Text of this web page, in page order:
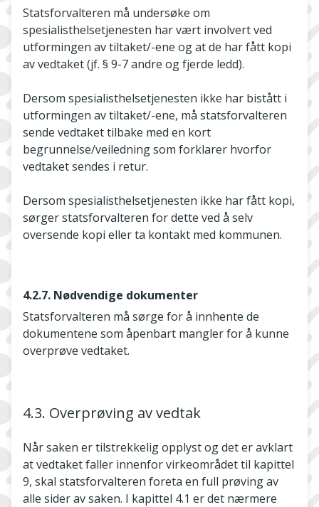
Statsforvalteren må undersøke om
spesialisthelsetjenesten har vært involvert ved
utformingen av tiltaket/-ene og at de har fått kopi
av vedtaket (jf. § 9-7 andre og fjerde ledd).
Dersom spesialisthelsetjenesten ikke har bistått i
utformingen av tiltaket/-ene, må statsforvalteren
sende vedtaket tilbake med en kort
begrunnelse/veiledning som forklarer hvorfor
vedtaket sendes i retur.
Dersom spesialisthelsetjenesten ikke har fått kopi,
sørger statsforvalteren for dette ved å selv
oversende kopi eller ta kontakt med kommunen.
4.2.7. Nødvendige dokumenter
Statsforvalteren må sørge for å innhente de
dokumentene som åpenbart mangler for å kunne
overprøve vedtaket.
4.3. Overprøving av vedtak
Når saken er tilstrekkelig opplyst og det er avklart
at vedtaket faller innenfor virkeområdet til kapittel
9, skal statsforvalteren foreta en full prøving av
alle sider av saken. I kapittel 4.1 er det nærmere